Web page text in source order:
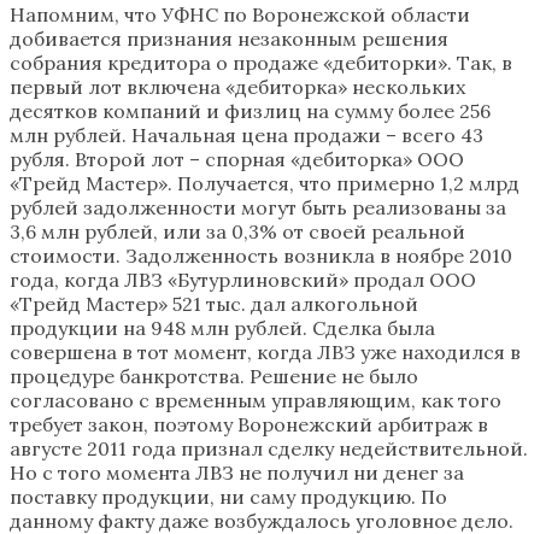
Напомним, что УФНС по Воронежской области
добивается признания незаконным решения
собрания кредитора о продаже «дебиторки». Так, в
первый лот включена «дебиторка» нескольких
десятков компаний и физлиц на сумму более 256
млн рублей. Начальная цена продажи – всего 43
рубля. Второй лот – спорная «дебиторка» ООО
«Трейд Мастер». Получается, что примерно 1,2 млрд
рублей задолженности могут быть реализованы за
3,6 млн рублей, или за 0,3% от своей реальной
стоимости. Задолженность возникла в ноябре 2010
года, когда ЛВЗ «Бутурлиновский» продал ООО
«Трейд Мастер» 521 тыс. дал алкогольной
продукции на 948 млн рублей. Сделка была
совершена в тот момент, когда ЛВЗ уже находился в
процедуре банкротства. Решение не было
согласовано с временным управляющим, как того
требует закон, поэтому Воронежский арбитраж в
августе 2011 года признал сделку недействительной.
Но с того момента ЛВЗ не получил ни денег за
поставку продукции, ни саму продукцию. По
данному факту даже возбуждалось уголовное дело.